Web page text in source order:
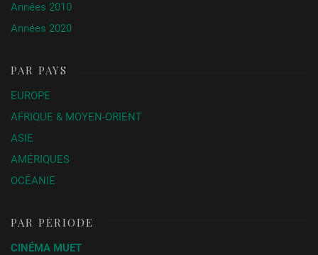
Années 2010
Années 2020
PAR PAYS
EUROPE
AFRIQUE & MOYEN-ORIENT
ASIE
AMÉRIQUES
OCÉANIE
PAR PÉRIODE
CINÉMA MUET